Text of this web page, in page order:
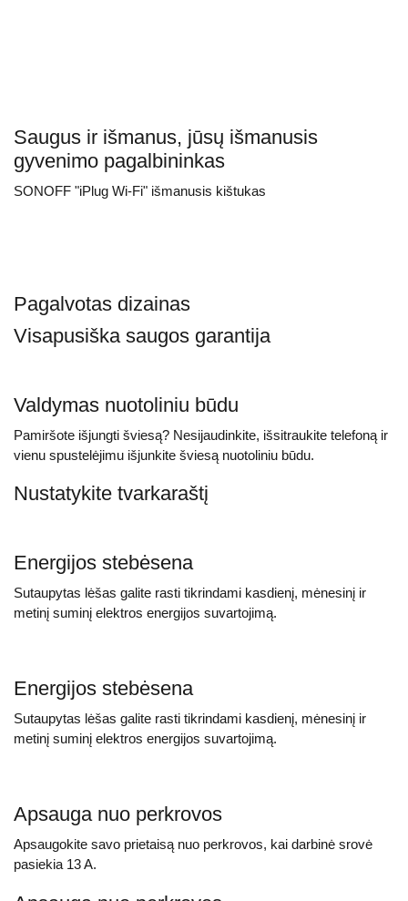
Saugus ir išmanus, jūsų išmanusis
gyvenimo pagalbininkas
SONOFF "iPlug Wi-Fi" išmanusis kištukas
Pagalvotas dizainas
Visapusiška saugos garantija
Valdymas nuotoliniu būdu
Pamiršote išjungti šviesą? Nesijaudinkite, išsitraukite telefoną ir
vienu spustelėjimu išjunkite šviesą nuotoliniu būdu.
Nustatykite tvarkaraštį
Energijos stebėsena
Sutaupytas lėšas galite rasti tikrindami kasdienį, mėnesinį ir
metinį suminį elektros energijos suvartojimą.
Energijos stebėsena
Sutaupytas lėšas galite rasti tikrindami kasdienį, mėnesinį ir
metinį suminį elektros energijos suvartojimą.
Apsauga nuo perkrovos
Apsaugokite savo prietaisą nuo perkrovos, kai darbinė srovė
pasiekia 13 A.